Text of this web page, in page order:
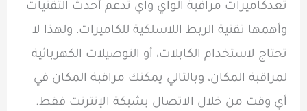
تعدكاميرات مراقبة الواي واي تدعم أحدث التقنيات
وأهمها تقنية الربط اللاسلكية للكاميرات، ولهذا لا
تحتاج لاستخدام الكابلات، أو التوصيلات الكهربائية
لمراقبة المكان، وبالتالي يمكنك مراقبة المكان في
أي وقت من خلال الاتصال بشبكة الإنترنت فقط.